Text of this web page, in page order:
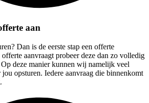
aan
Dan is de eerste stap een offerte
aanvraagt probeer deze dan zo volledig
deze manier kunnen wij namelijk veel
opsturen. Iedere aanvraag die binnenkomt